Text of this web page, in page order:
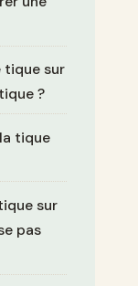
tique sur
?
tique
sur
pas